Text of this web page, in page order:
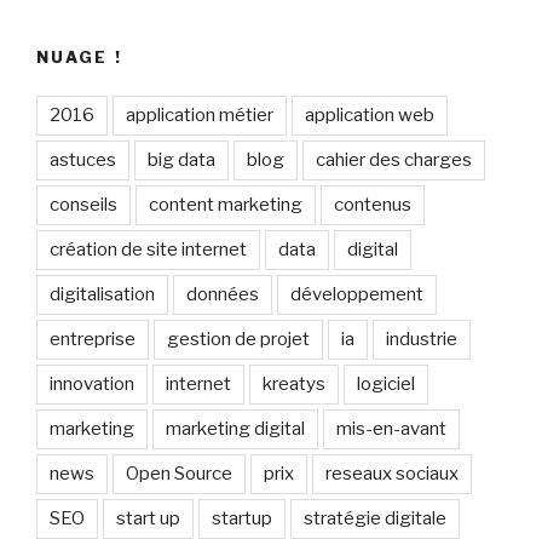
NUAGE !
2016 application métier application web
astuces big data blog cahier des charges
conseils content marketing contenus
création de site internet data digital
digitalisation données développement
entreprise gestion de projet ia industrie
innovation internet kreatys logiciel
marketing marketing digital mis-en-avant
news Open Source prix reseaux sociaux
SEO start up startup stratégie digitale